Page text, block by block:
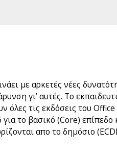
με αρκετές νέες
γι’ αυτές. Το
όλες τις εκδόσεις του
το βασικό (Core) επίπεδο
απο το δημόσιο